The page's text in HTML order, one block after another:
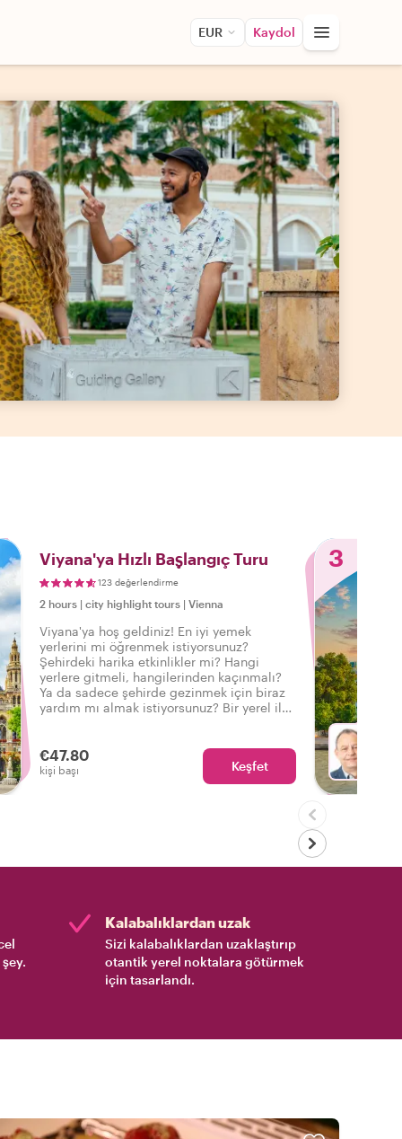
EUR Kaydol
Viyana'ya Hızlı Başlangıç Turu
123 değerlendirme
2 hours | city highlight tours | Vienna
Viyana'ya hoş geldiniz! En iyi yemek
yerlerini mi öğrenmek istiyorsunuz?
Şehirdeki harika etkinlikler mi? Hangi
yerlere gitmeli, hangilerinden kaçınmalı?
Ya da sadece şehirde gezinmek için biraz
yardım mı almak istiyorsunuz? Bir yerel ile
mükemmel bir giriş yapın.
€47.80
kişi başı Keşfet
3
Kalabalıklardan uzak
Sizi kalabalıklardan uzaklaştırıp
otantik yerel noktalara götürmek
için tasarlandı.